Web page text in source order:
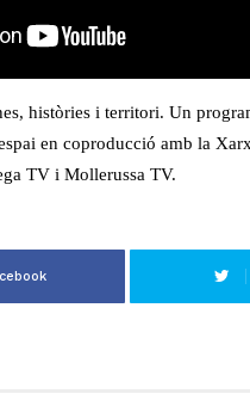
històries i territori. Un
en coproducció amb la
TV i Mollerussa TV.